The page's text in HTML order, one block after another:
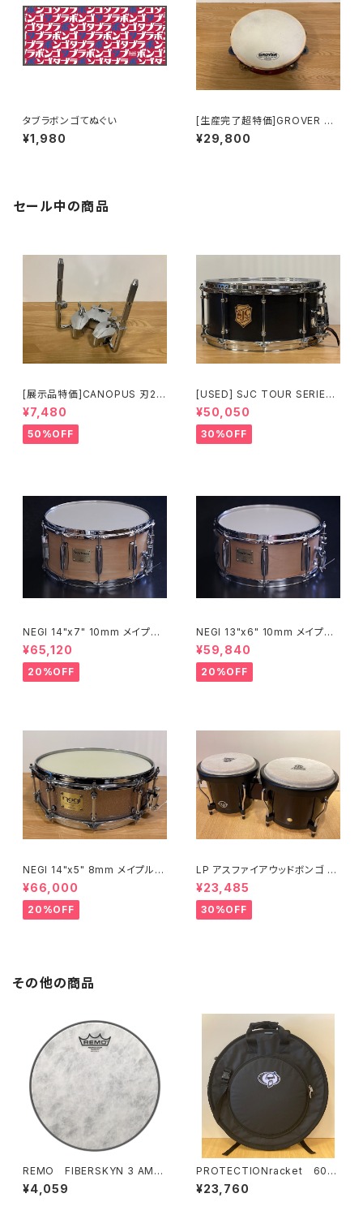
タブラボンゴてぬぐい
¥1,980
[生産完了超特価]GROVER PR
O PERCUSSION オーケストラ
タンバリン / カスタムドライ・加
¥29,800
セール中の商品
[展示品特価]CANOPUS 刃2専
用ダブルタムクランプ Y-WTC
¥7,480
50%OFF
[USED] SJC TOUR SERIES
SNARE 14 × 6.5 マットブラッ
ク
¥50,050
30%OFF
NEGI 14"x7" 10mm メイプル
スネア M10R1470P-S2N
¥65,120
20%OFF
NEGI 13"x6" 10mm メイプル
スネア M10R1360R8-S2N
¥59,840
20%OFF
NEGI 14"x5" 8mm メイプルス
ネア SW-MU1450PI-S2HB
¥66,000
20%OFF
LP アスファイアウッドボンゴ LP
A601-DW (ダークウッド)
¥23,485
30%OFF
その他の商品
REMO FIBERSKYN 3 AMB
ASSADOR 10" HEAD / FA-
510
¥4,059
PROTECTIONracket 602
0R シンバルケース 22" (リュ
ックタイプ)
¥23,760